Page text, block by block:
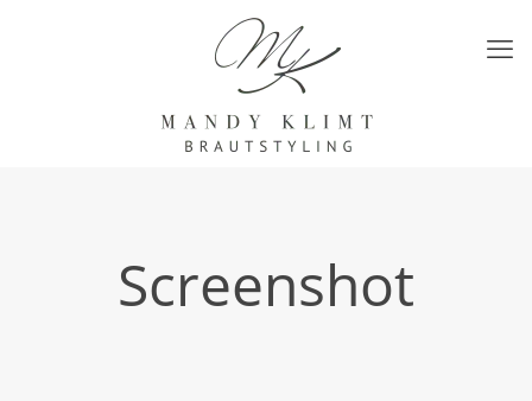
Screenshot